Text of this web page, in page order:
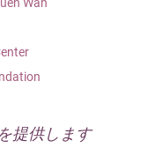
提供します